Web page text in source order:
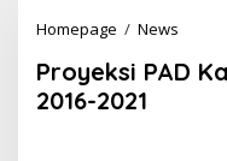
Homepage / News
o
Proyeksi PAD
2016-2021